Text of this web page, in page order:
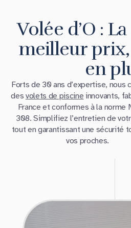
Volée d’O :
meilleur
en
Forts de 30 ans d’expertise, nous
des volets de piscine innovants,
France et conformes à la norme
308. Simplifiez l’entretien de
tout en garantissant une sécurité
vos proches.